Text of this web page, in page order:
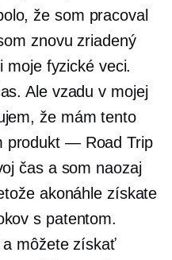
že som pracoval
znovu zriadený
moje fyzické veci.
Ale vzadu v mojej
že mám tento
produkt — Road Trip
čas a som naozaj
akonáhle získate
s patentom.
a môžete získať